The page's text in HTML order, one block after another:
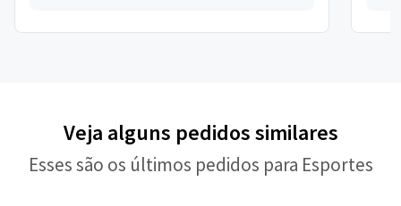
Veja alguns pedidos similares
Esses são os últimos pedidos para Esportes